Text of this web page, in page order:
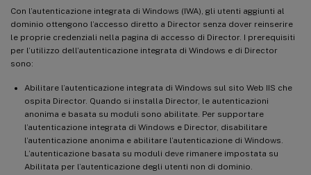
Con l’autenticazione integrata di Windows (IWA), gli utenti aggiunti al
dominio ottengono l’accesso diretto a Director senza dover reinserire
le proprie credenziali nella pagina di accesso di Director. I prerequisiti
per l’utilizzo dell’autenticazione integrata di Windows e di Director
sono:
Abilitare l’autenticazione integrata di Windows sul sito Web IIS che
ospita Director. Quando si installa Director, le autenticazioni
anonima e basata su moduli sono abilitate. Per supportare
l’autenticazione integrata di Windows e Director, disabilitare
l’autenticazione anonima e abilitare l’autenticazione di Windows.
L’autenticazione basata su moduli deve rimanere impostata su
Abilitata per l’autenticazione degli utenti non di dominio.